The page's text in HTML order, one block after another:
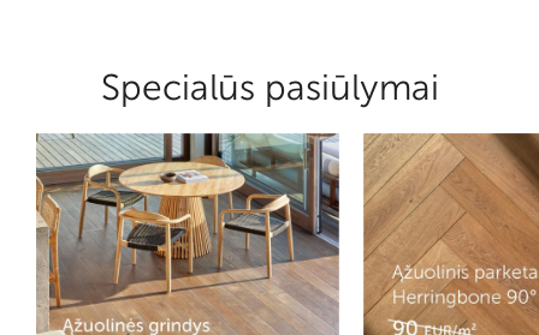
Specialūs pasiūlymai